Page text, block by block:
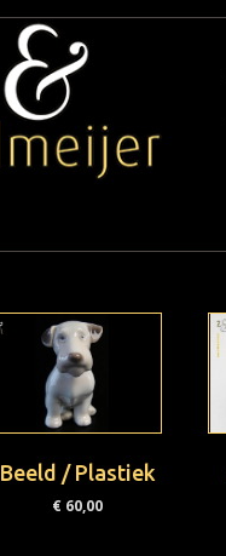
Beeld / Plastiek
€ 60,00